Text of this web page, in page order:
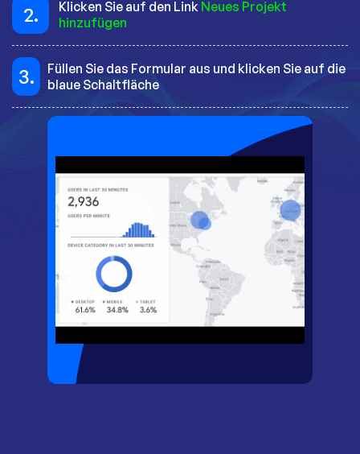
2. Klicken Sie auf den Link Neues Projekt
hinzufügen
3.
Füllen Sie das Formular aus und klicken Sie auf die
blaue Schaltfläche